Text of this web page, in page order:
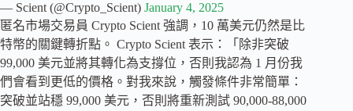
— Scient (@Crypto_Scient) January 4, 2025
匿名市場交易員 Crypto Scient 強調，10 萬美元仍然是比
特幣的關鍵轉折點。 Crypto Scient 表示：「除非突破
99,000 美元並將其轉化為支撐位，否則我認為 1 月份我
們會看到更低的價格。對我來說，觸發條件非常簡單：
突破並站穩 99,000 美元，否則將重新測試 90,000-88,000